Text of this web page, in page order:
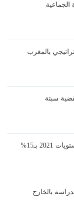
بالمغرب
سبتة
بـ15%
بالخارج